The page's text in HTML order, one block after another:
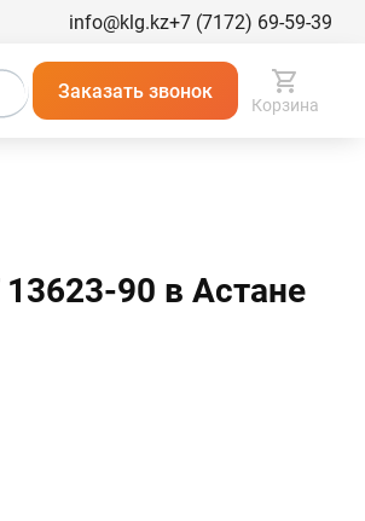
info@klg.kz+7 (7172) 69-59-39
Заказать звонок
Корзина
90 в Астанe